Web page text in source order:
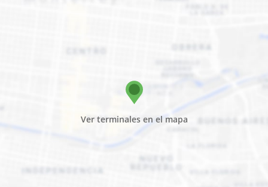
Ver terminales en el mapa